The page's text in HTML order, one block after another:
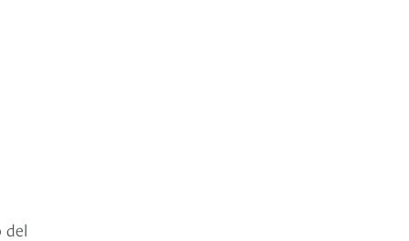
del